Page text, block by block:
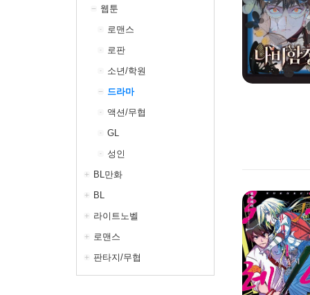
웹툰
로맨스
로판
소년/학원
드라마
액션/무협
GL
성인
BL만화
BL
라이트노벨
로맨스
판타지/무협